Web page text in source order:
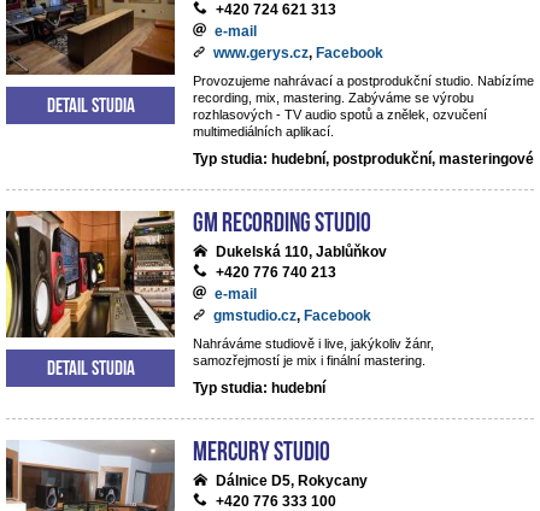
+420 724 621 313
e-mail
www.gerys.cz, Facebook
Provozujeme nahrávací a postprodukční studio. Nabízíme
recording, mix, mastering. Zabýváme se výrobu
rozhlasových - TV audio spotů a znělek, ozvučení
multimediálních aplikací.
Typ studia: hudební, postprodukční, masteringové
Detail studia
GM Recording Studio
Dukelská 110, Jablůňkov
+420 776 740 213
e-mail
gmstudio.cz, Facebook
Nahráváme studiově i live, jakýkoliv žánr,
samozřejmostí je mix i finální mastering.
Typ studia: hudební
Detail studia
Mercury studio
Dálnice D5, Rokycany
+420 776 333 100